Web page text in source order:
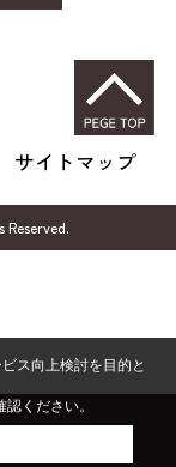
サイトマップ
ス向上検討を目的と
認ください。